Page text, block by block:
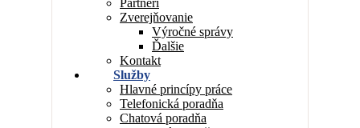
Partneri
Zverejňovanie
Výročné správy
Ďalšie
Kontakt
Služby
Hlavné princípy práce
Telefonická poradňa
Chatová poradňa